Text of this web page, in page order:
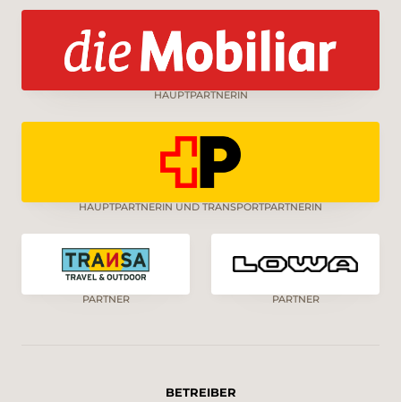
HAUPTPARTNERIN
HAUPTPARTNERIN UND TRANSPORTPARTNERIN
PARTNER PARTNER
BETREIBER